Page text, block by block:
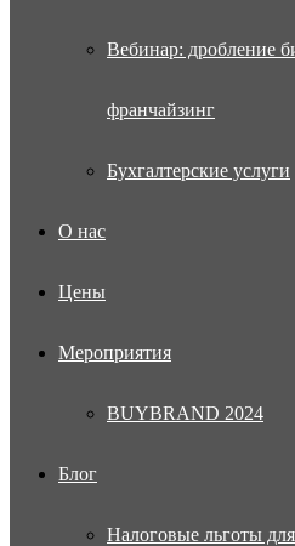
Вебинар: дробление
франчайзинг
Бухгалтерские услуги
О нас
Цены
Мероприятия
BUYBRAND 2024
Блог
Налоговые льготы